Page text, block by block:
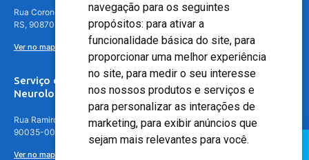
navegação para os seguintes
propósitos: para ativar a
funcionalidade básica do site, para
proporcionar uma melhor experiência
no site, para medir o seu interesse
nos nossos produtos e serviços e
para personalizar as interações de
marketing, para exibir anúncios que
sejam mais relevantes para você.
Rua Coronel Aparício Borges, 250 - 3º andar - Teresópolis, Porto Alegre -
RS, 90870-016
Ver no mapa
Serviço de
Neurologia
Rua Ramiro Barcelos, 630 – 5º andar – Floresta, Porto Alegre – RS,
90035-001
Ver no mapa